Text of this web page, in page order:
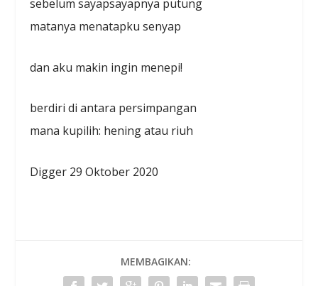
sebelum sayapsayapnya putung
matanya menatapku senyap
dan aku makin ingin menepi!
berdiri di antara persimpangan
mana kupilih: hening atau riuh
Digger 29 Oktober 2020
MEMBAGIKAN: